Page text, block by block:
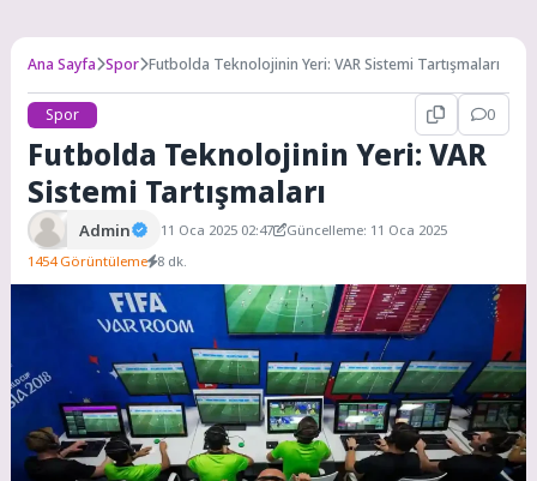
Ana Sayfa Spor Futbolda Teknolojinin Yeri: VAR Sistemi Tartışmaları
Spor 0
Futbolda Teknolojinin Yeri: VAR
Sistemi Tartışmaları
Admin 11 Oca 2025 02:47
Güncelleme: 11 Oca 2025
1454 Görüntüleme 8 dk.